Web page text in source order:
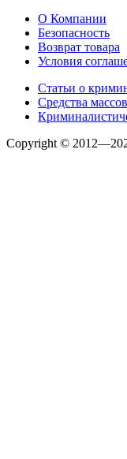
О Компании
Безопасность
Возврат товара
Условия
Статьи о
Средства
Copyright ©